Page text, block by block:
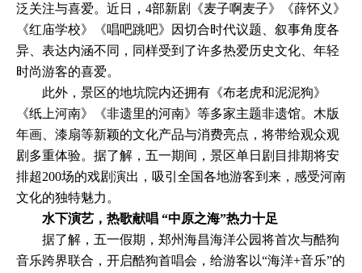
泛关注与喜爱。近日，4部新剧《麦子啊麦子》《薛怀义》
《红庙学校》《唱吧跳吧》因切合时代议题、叙事角度各
异、表达内涵不同，同样受到了许多热爱历史文化、年轻
时尚游客的喜爱。
此外，景区的地坑院内还拥有《布老虎和泥泥狗》
《纸上河南》《非遗里的河南》等多家主题非遗馆。木版
年画、漆扇等新颖的文化产品与消费亮点，将带给观众观
剧多重体验。据了解，五一期间，景区单日剧目排期将安
排超200场的戏剧演出，吸引全国各地游客到来，感受河南
文化的独特魅力。
水下演艺，热歌献唱 “中原之海”热力十足
据了解，五一假期，郑州海昌海洋公园将首次与酷狗
音乐跨界联合，开启酷狗首唱会，给游客以“海洋+音乐”的